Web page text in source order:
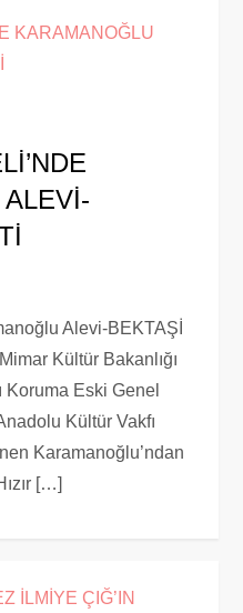
Alevi-BEKTAŞİ
Kültür Bakanlığı
Koruma Eski Genel
Kültür Vakfı
Karamanoğlu’ndan
[…]